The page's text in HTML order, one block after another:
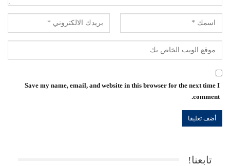
Save my name, email, and website in this browser for the next time I
comment.
تابعنا!